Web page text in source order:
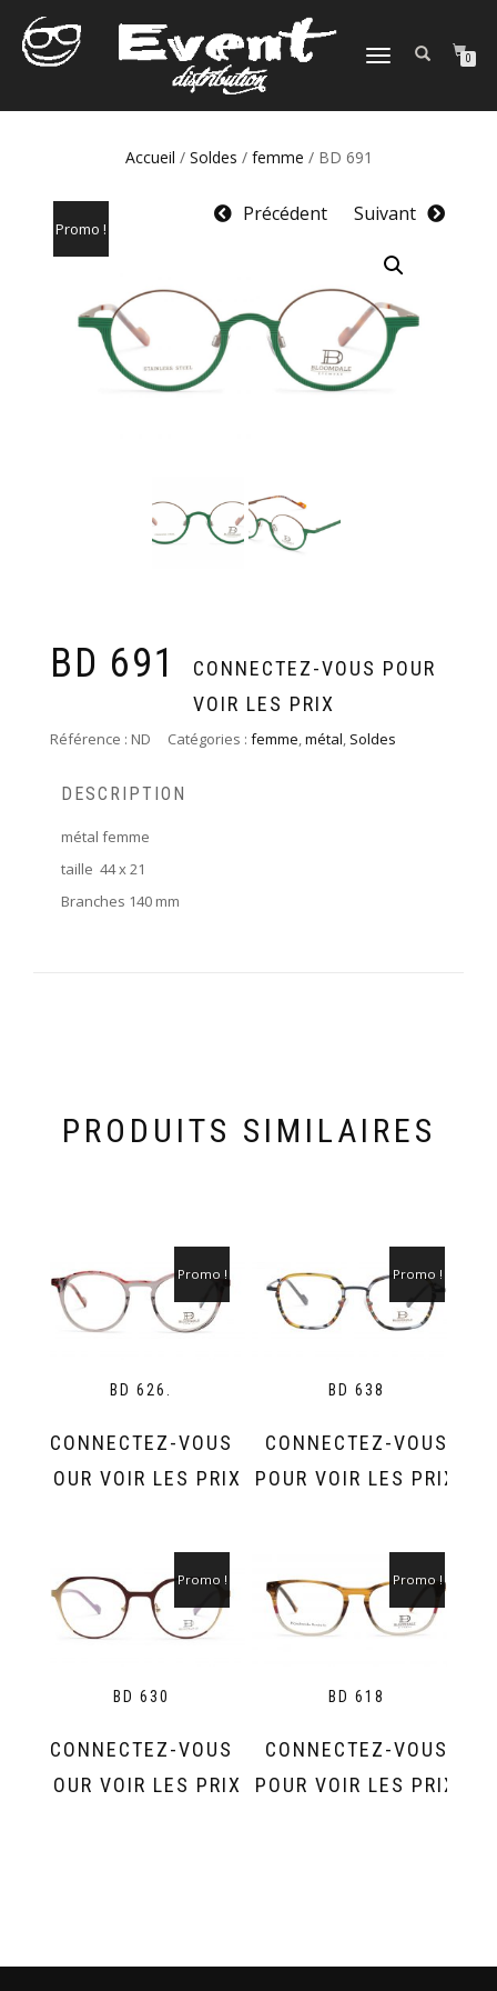
DÉPLIER
0
Accueil / Soldes / femme / BD 691
Promo !
Précédent Suivant
BD 691
CONNECTEZ-VOUS POUR
VOIR LES PRIX
Référence : ND Catégories : femme,métal, Soldes
DESCRIPTION
métal femme
taille 44 x 21
Branches 140 mm
PRODUITS SIMILAIRES
BD 626.
Promo !
CONNECTEZ-VOUS
POUR VOIR LES PRIX
BD 638
Promo !
CONNECTEZ-VOUS
POUR VOIR LES PRIX
BD 630
Promo !
CONNECTEZ-VOUS
POUR VOIR LES PRIX
BD 618
Promo !
CONNECTEZ-VOUS
POUR VOIR LES PRIX